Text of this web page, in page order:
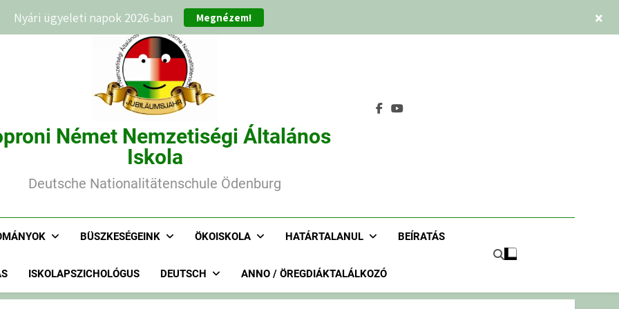
Német Nemzetiségi Általános
Iskola
Deutsche Nationalitätenschule Ödenburg
BÜSZKESÉGEINK ÖKOISKOLA HATÁRTALANUL BEÍRATÁS
ISKOLAPSZICHOLÓGUS DEUTSCH ANNO / ÖREGDIÁKTALÁLKOZÓ
Nyári ügyeleti napok 2026-ban Megnézem! ×